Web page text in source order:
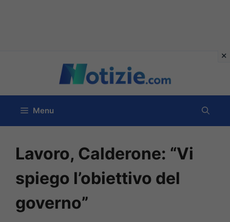
contenuto
Menu
Lavoro, Calderone: “Vi
spiego l’obiettivo del
governo”